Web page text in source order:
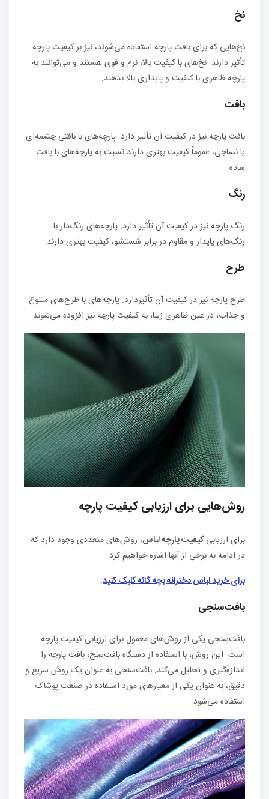
نخ
نخ‌هایی که برای بافت پارچه استفاده می‌شوند، نیز بر کیفیت پارچه
تأثیر دارند. نخ‌های با کیفیت بالا، نرم و قوی هستند و می‌توانند به
پارچه ظاهری با کیفیت و پایداری بالا بدهند.
بافت
بافت پارچه نیز در کیفیت آن تأثیر دارد. پارچه‌های با بافتی چشمه‌ای
یا نساجی، عموماً کیفیت بهتری دارند نسبت به پارچه‌های با بافت
ساده.
رنگ
رنگ پارچه نیز در کیفیت آن تأثیر دارد. پارچه‌های رنگ‌دار با
رنگ‌های پایدار و مقاوم در برابر شستشو، کیفیت بهتری دارند.
طرح
طرح پارچه نیز در کیفیت آن تأثیردارد. پارچه‌های با طرح‌های متنوع
و جذاب، در عین ظاهری زیبا، به کیفیت پارچه نیز افزوده می‌شوند.
روش‌هایی برای ارزیابی کیفیت پارچه
برای ارزیابیکیفیت پارچه لباس، روش‌های متعددی وجود دارد که
در ادامه به برخی از آنها اشاره خواهیم کرد:
برای خرید لباس دخترانه بچه گانه کلیک کنید.
بافت‌سنجی
بافت‌سنجی یکی از روش‌های معمول برای ارزیابی کیفیت پارچه
است. این روش، با استفاده از دستگاه بافت‌سنج، بافت پارچه را
اندازه‌گیری و تحلیل می‌کند. بافت‌سنجی به عنوان یک روش سریع و
دقیق، به عنوان یکی از معیارهای مورد استفاده در صنعت پوشاک
استفاده می‌شود.